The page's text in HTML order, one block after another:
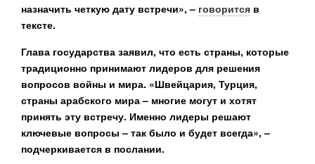
назначить четкую дату встречи», – говорится в
тексте.
Глава государства заявил, что есть страны, которые
традиционно принимают лидеров для решения
вопросов войны и мира. «Швейцария, Турция,
страны арабского мира – многие могут и хотят
принять эту встречу. Именно лидеры решают
ключевые вопросы – так было и будет всегда», –
подчеркивается в послании.